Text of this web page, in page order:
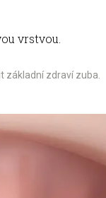
vrstvou.
základní zdraví zuba.